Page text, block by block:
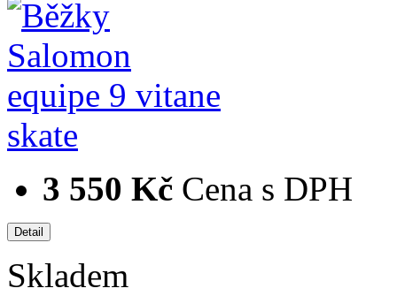
3 550 Kč Cena s DPH
Skladem